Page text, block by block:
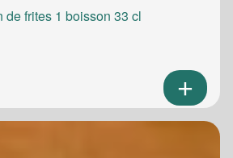
de frites 1 boisson 33 cl